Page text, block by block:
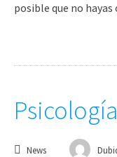
posible que no
News